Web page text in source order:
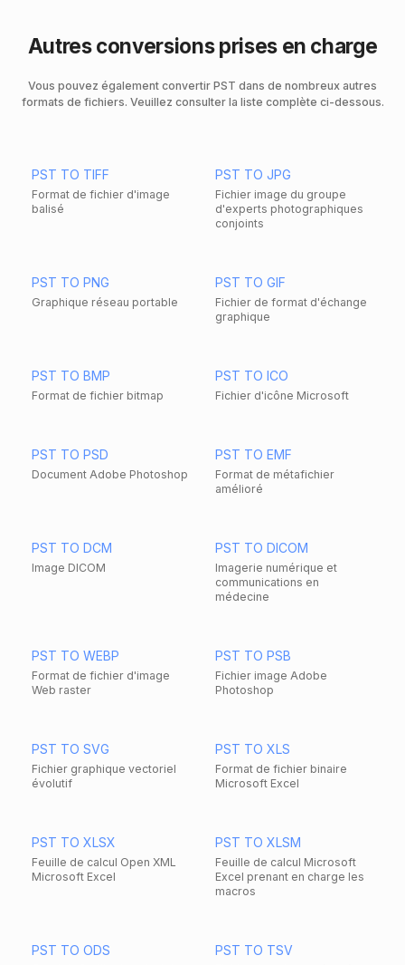
Autres conversions prises en charge
Vous pouvez également convertir PST dans de nombreux autres
formats de fichiers. Veuillez consulter la liste complète ci-dessous.
PST TO TIFF
Format de fichier d'image
balisé
PST TO JPG
Fichier image du groupe
d'experts photographiques
conjoints
PST TO PNG
Graphique réseau portable
PST TO GIF
Fichier de format d'échange
graphique
PST TO BMP
Format de fichier bitmap
PST TO ICO
Fichier d'icône Microsoft
PST TO PSD
Document Adobe Photoshop
PST TO EMF
Format de métafichier
amélioré
PST TO DCM
Image DICOM
PST TO DICOM
Imagerie numérique et
communications en
médecine
PST TO WEBP
Format de fichier d'image
Web raster
PST TO PSB
Fichier image Adobe
Photoshop
PST TO SVG
Fichier graphique vectoriel
évolutif
PST TO XLS
Format de fichier binaire
Microsoft Excel
PST TO XLSX
Feuille de calcul Open XML
Microsoft Excel
PST TO XLSM
Feuille de calcul Microsoft
Excel prenant en charge les
macros
PST TO ODS PST TO TSV